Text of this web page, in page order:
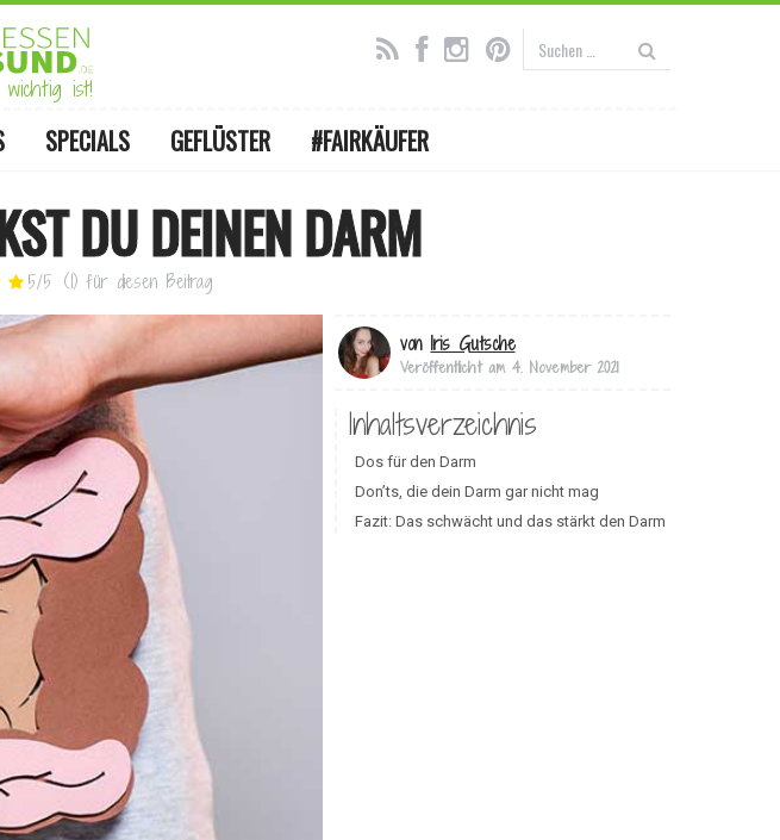
ist!
SPECIALS GEFLÜSTER #FAIRKÄUFER
DU DEINEN DARM
5/5 (1) für diesen Beitrag
von Iris Gutsche
Veröffentlicht am 4. November 2021
Inhaltsverzeichnis
Dos für den Darm
Don’ts, die dein Darm gar nicht mag
Fazit: Das schwächt und das stärkt den Darm